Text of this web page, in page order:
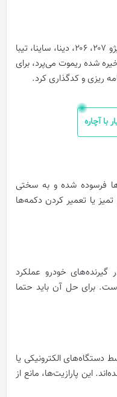
معمولا این اتفاق در خودرو‌هایی مانند پژو ۲۰۷، ۲۰۶، دینا، ساینا، تیبا
شده ریموت می‌پرد، برای
ریزی و کدگذاری کرد.
با آچاره
فرسوده شده و به سختی
تمیز یا تعمیر کردن دکمه‌ها
خودرو عملکرد
برای حل آن باید حتما
دستگاه‌های الکترونیکی یا
این پارازیت‌ها، مانع از